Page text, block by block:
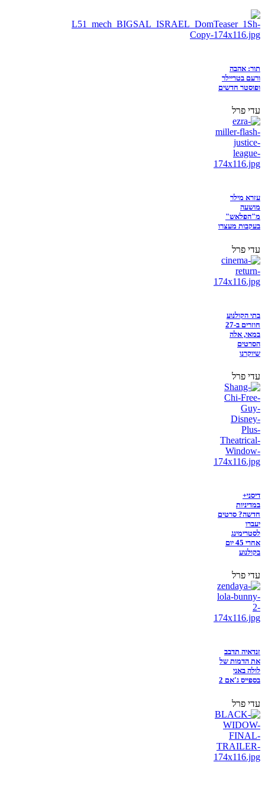
תור: אהבה
ורעם בטריילר
ופוסטר חדשים
עדי פרל
עזרא מילר
מושעה
מ"הפלאש"
בעקבות מעצרו
עדי פרל
בתי הקולנוע
חוזרים ב-27
במאי, אלה
הסרטים
שיוקרנו
עדי פרל
דיסני+
במדיניות
חדשה? סרטים
יעברו
לסטרימינג
אחרי 45 יום
בקולנוע
עדי פרל
זנדאיה תדבב
את הדמות של
לולה באני
בספייס ג'אם 2
עדי פרל